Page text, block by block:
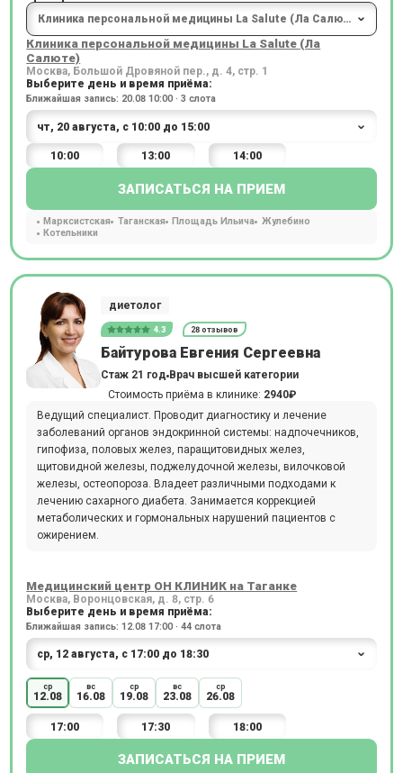
Клиника персональной медицины La Salute (Ла
Салюте)
Москва, Большой Дровяной пер., д. 4, стр. 1
Выберите день и время приёма:
Ближайшая запись: 20.08 10:00 · 3 слота
10:00 13:00 14:00
ЗАПИСАТЬСЯ НА ПРИЕМ
Марксистская Таганская Площадь Ильича
Жулебино
Котельники
диетолог
4.3 28 отзывов
Байтурова Евгения Сергеевна
Стаж 21 год Врач высшей категории
Стоимость приёма в клинике: 2940₽
Ведущий специалист. Проводит диагностику и лечение
заболеваний органов эндокринной системы: надпочечников,
гипофиза, половых желез, паращитовидных желез,
щитовидной железы, поджелудочной железы, вилочковой
железы, остеопороза. Владеет различными подходами к
лечению сахарного диабета. Занимается коррекцией
метаболических и гормональных нарушений пациентов с
ожирением.
Медицинский центр ОН КЛИНИК на Таганке
Москва, Воронцовская, д. 8, стр. 6
Выберите день и время приёма:
Ближайшая запись: 12.08 17:00 · 44 слота
ср
12.08
вс
16.08
ср
19.08
вс
23.08
ср
26.08
17:00 17:30 18:00
ЗАПИСАТЬСЯ НА ПРИЕМ